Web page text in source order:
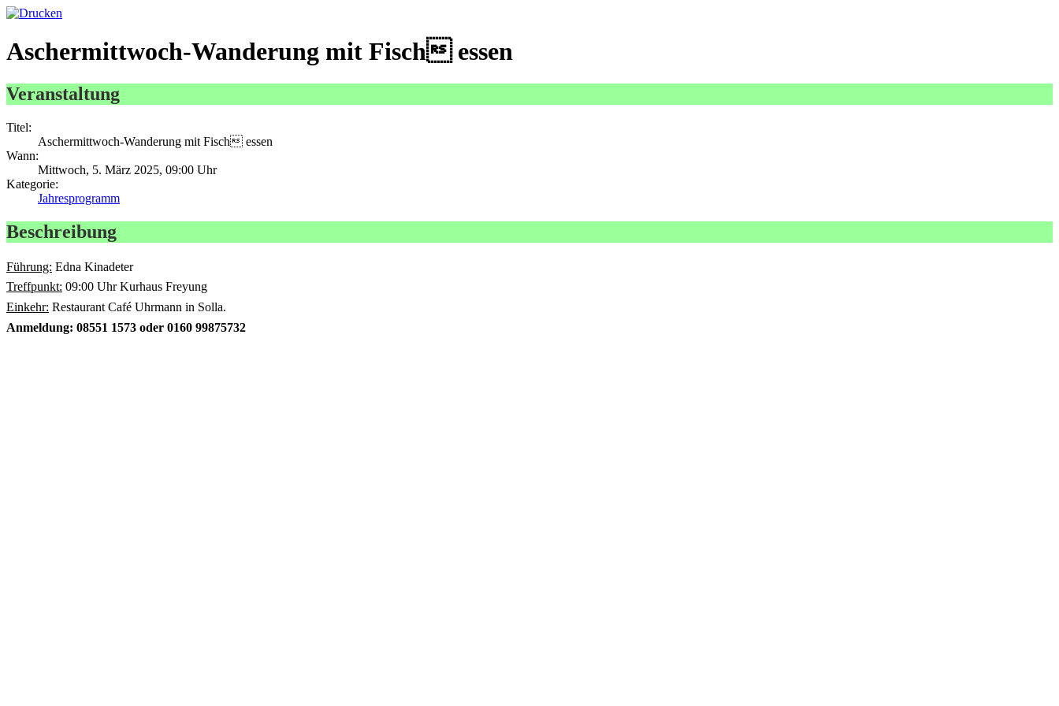
Aschermittwoch-Wanderung mit Fisch essen
Veranstaltung
Titel:
Aschermittwoch-Wanderung mit Fisch essen
Wann:
Mittwoch, 5. März 2025, 09:00 Uhr
Kategorie:
Jahresprogramm
Beschreibung
Führung: Edna Kinadeter
Treffpunkt: 09:00 Uhr Kurhaus Freyung
Einkehr: Restaurant Café Uhrmann in Solla.
Anmeldung: 08551 1573 oder 0160 99875732